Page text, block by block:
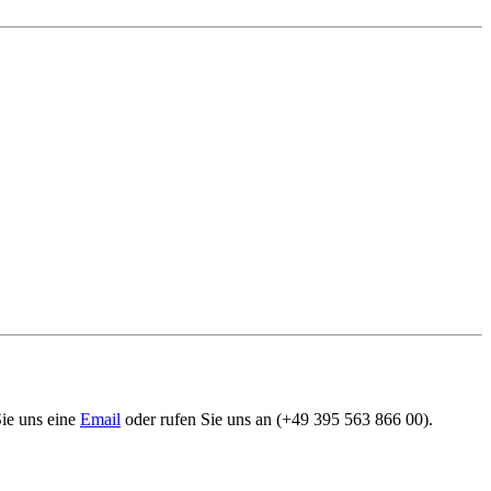
uns eine Email oder rufen Sie uns an (+49 395 563 866 00).